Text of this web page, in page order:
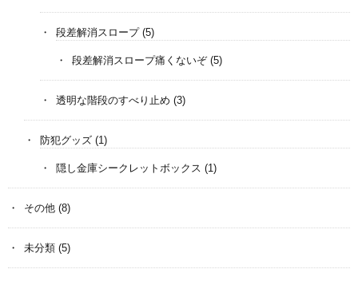
段差解消スロープ(5)
段差解消スロープ痛くないぞ(5)
透明な階段のすべり止め (3)
防犯グッズ (1)
隠し金庫シークレットボックス (1)
その他 (8)
未分類 (5)